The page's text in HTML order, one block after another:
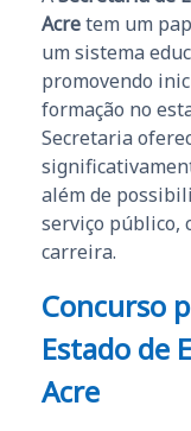
Acretem um
um sistema
promovendo
formação no
Secretaria
além de
serviço público,
carreira.
Concurso
Estado de
Acre